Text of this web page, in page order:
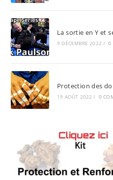
La sortie en Y et
9 DÉCEMBRE 2022 / 0
Protection des
19 AOÛT 2022 / 0